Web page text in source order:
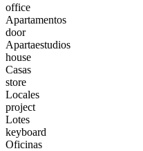
office
Apartamentos
door
Apartaestudios
house
Casas
store
Locales
project
Lotes
keyboard
Oficinas